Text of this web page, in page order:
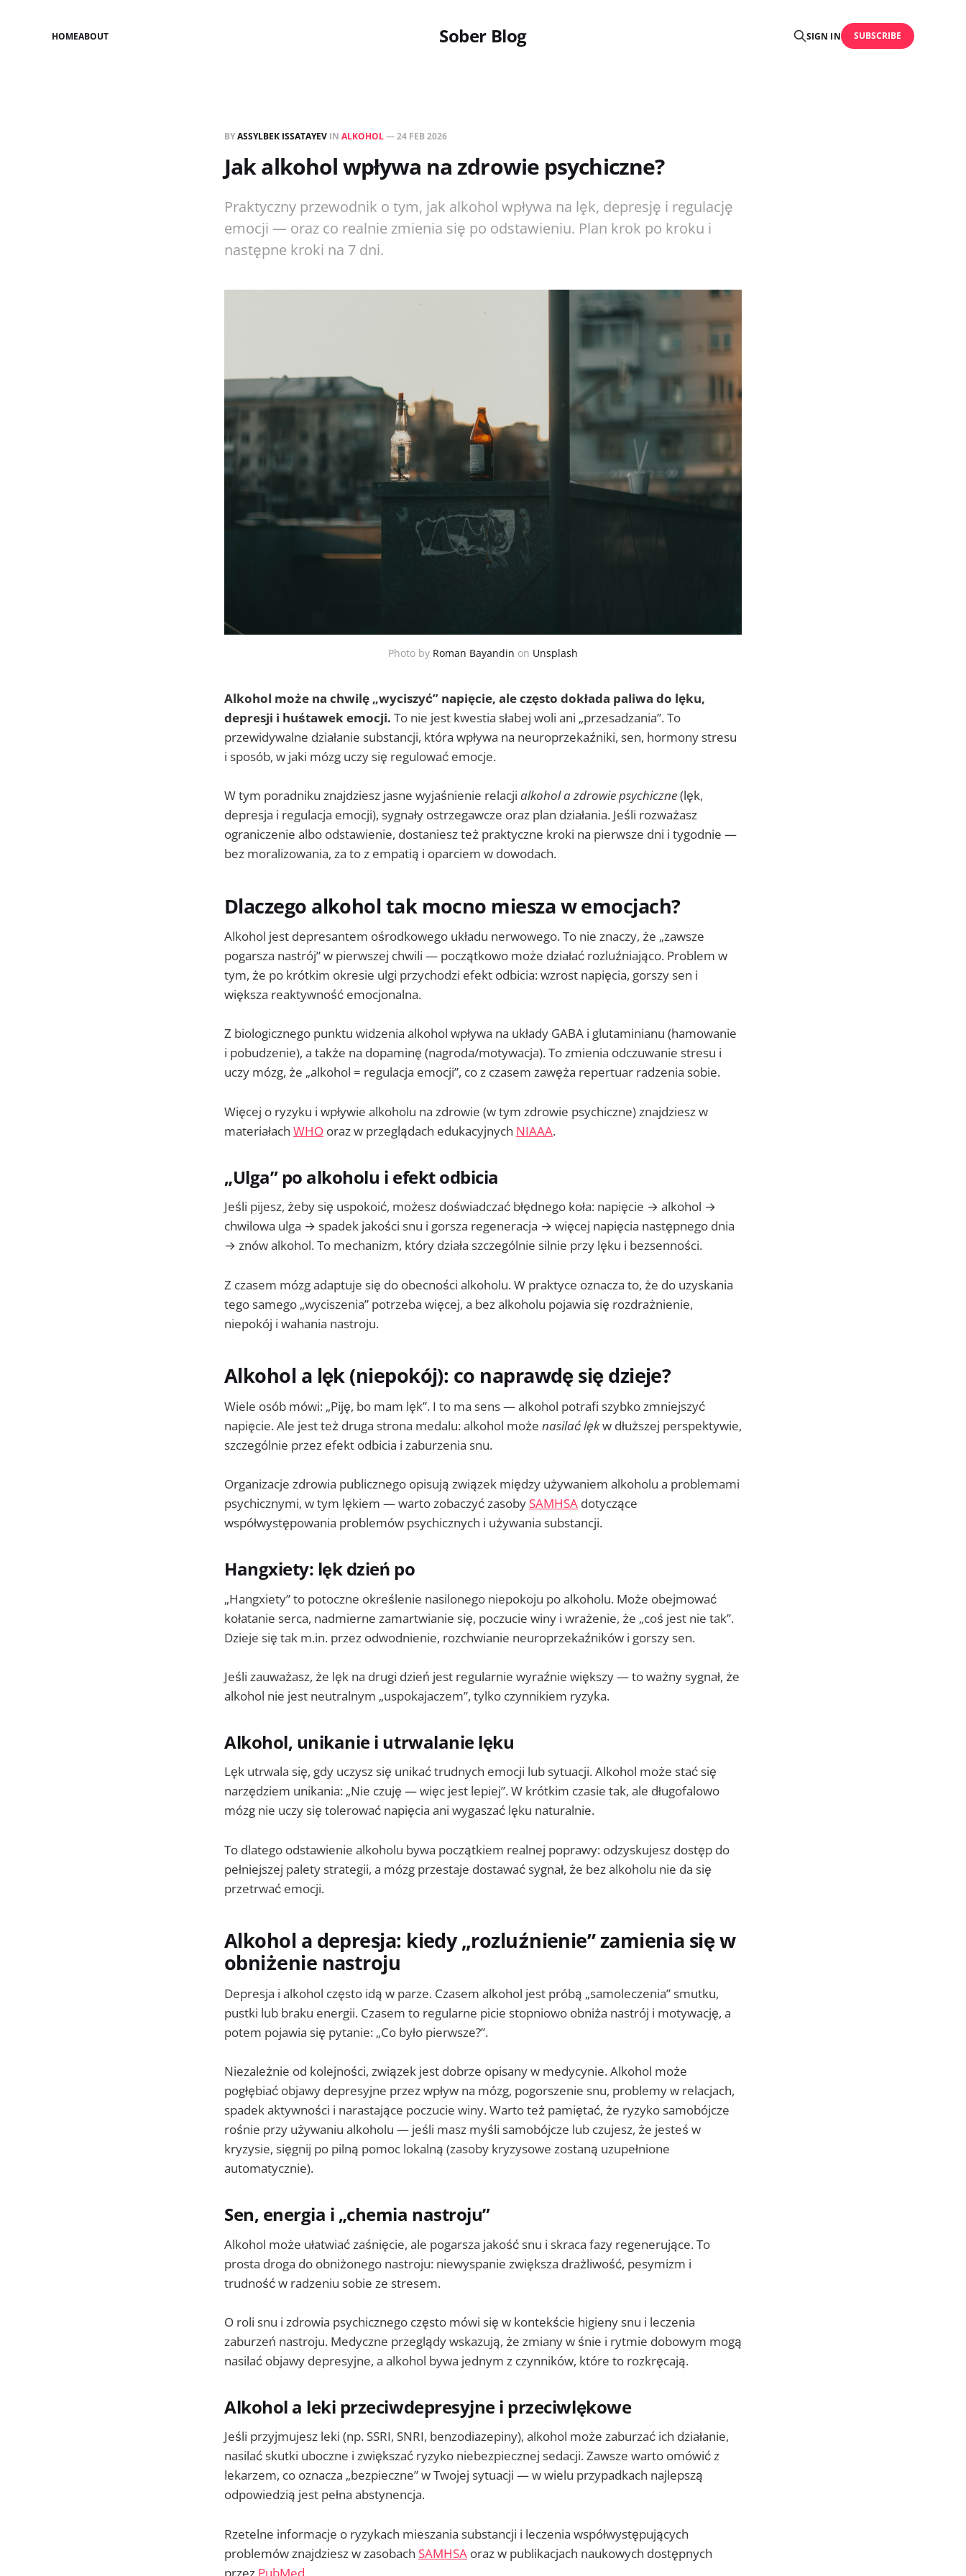
Sober Blog
HOMEABOUT SIGN IN SUBSCRIBE
BYASSYLBEK ISSATAYEV IN ALKOHOL—24 FEB 2026
Jak alkohol wpływa na zdrowie psychiczne?
Praktyczny przewodnik o tym, jak alkohol wpływa na lęk, depresję i regulację
emocji — oraz co realnie zmienia się po odstawieniu. Plan krok po kroku i
następne kroki na 7 dni.
Photo by Roman Bayandin on Unsplash
Alkohol może na chwilę „wyciszyć” napięcie, ale często dokłada paliwa do lęku,
depresji i huśtawek emocji. To nie jest kwestia słabej woli ani „przesadzania”. To
przewidywalne działanie substancji, która wpływa na neuroprzekaźniki, sen, hormony stresu
i sposób, w jaki mózg uczy się regulować emocje.
W tym poradniku znajdziesz jasne wyjaśnienie relacji alkohol a zdrowie psychiczne(lęk,
depresja i regulacja emocji), sygnały ostrzegawcze oraz plan działania. Jeśli rozważasz
ograniczenie albo odstawienie, dostaniesz też praktyczne kroki na pierwsze dni i tygodnie —
bez moralizowania, za to z empatią i oparciem w dowodach.
Dlaczego alkohol tak mocno miesza w emocjach?
Alkohol jest depresantem ośrodkowego układu nerwowego. To nie znaczy, że „zawsze
pogarsza nastrój” w pierwszej chwili — początkowo może działać rozluźniająco. Problem w
tym, że po krótkim okresie ulgi przychodzi efekt odbicia: wzrost napięcia, gorszy sen i
większa reaktywność emocjonalna.
Z biologicznego punktu widzenia alkohol wpływa na układy GABA i glutaminianu (hamowanie
i pobudzenie), a także na dopaminę (nagroda/motywacja). To zmienia odczuwanie stresu i
uczy mózg, że „alkohol = regulacja emocji”, co z czasem zawęża repertuar radzenia sobie.
Więcej o ryzyku i wpływie alkoholu na zdrowie (w tym zdrowie psychiczne) znajdziesz w
materiałach WHO oraz w przeglądach edukacyjnych NIAAA.
„Ulga” po alkoholu i efekt odbicia
Jeśli pijesz, żeby się uspokoić, możesz doświadczać błędnego koła: napięcie → alkohol →
chwilowa ulga → spadek jakości snu i gorsza regeneracja → więcej napięcia następnego dnia
→ znów alkohol. To mechanizm, który działa szczególnie silnie przy lęku i bezsenności.
Z czasem mózg adaptuje się do obecności alkoholu. W praktyce oznacza to, że do uzyskania
tego samego „wyciszenia” potrzeba więcej, a bez alkoholu pojawia się rozdrażnienie,
niepokój i wahania nastroju.
Alkohol a lęk (niepokój): co naprawdę się dzieje?
Wiele osób mówi: „Piję, bo mam lęk”. I to ma sens — alkohol potrafi szybko zmniejszyć
napięcie. Ale jest też druga strona medalu: alkohol może nasilać lękw dłuższej perspektywie,
szczególnie przez efekt odbicia i zaburzenia snu.
Organizacje zdrowia publicznego opisują związek między używaniem alkoholu a problemami
psychicznymi, w tym lękiem — warto zobaczyć zasoby SAMHSA dotyczące
współwystępowania problemów psychicznych i używania substancji.
Hangxiety: lęk dzień po
„Hangxiety” to potoczne określenie nasilonego niepokoju po alkoholu. Może obejmować
kołatanie serca, nadmierne zamartwianie się, poczucie winy i wrażenie, że „coś jest nie tak”.
Dzieje się tak m.in. przez odwodnienie, rozchwianie neuroprzekaźników i gorszy sen.
Jeśli zauważasz, że lęk na drugi dzień jest regularnie wyraźnie większy — to ważny sygnał, że
alkohol nie jest neutralnym „uspokajaczem”, tylko czynnikiem ryzyka.
Alkohol, unikanie i utrwalanie lęku
Lęk utrwala się, gdy uczysz się unikać trudnych emocji lub sytuacji. Alkohol może stać się
narzędziem unikania: „Nie czuję — więc jest lepiej”. W krótkim czasie tak, ale długofalowo
mózg nie uczy się tolerować napięcia ani wygaszać lęku naturalnie.
To dlatego odstawienie alkoholu bywa początkiem realnej poprawy: odzyskujesz dostęp do
pełniejszej palety strategii, a mózg przestaje dostawać sygnał, że bez alkoholu nie da się
przetrwać emocji.
Alkohol a depresja: kiedy „rozluźnienie” zamienia się w
obniżenie nastroju
Depresja i alkohol często idą w parze. Czasem alkohol jest próbą „samoleczenia” smutku,
pustki lub braku energii. Czasem to regularne picie stopniowo obniża nastrój i motywację, a
potem pojawia się pytanie: „Co było pierwsze?”.
Niezależnie od kolejności, związek jest dobrze opisany w medycynie. Alkohol może
pogłębiać objawy depresyjne przez wpływ na mózg, pogorszenie snu, problemy w relacjach,
spadek aktywności i narastające poczucie winy. Warto też pamiętać, że ryzyko samobójcze
rośnie przy używaniu alkoholu — jeśli masz myśli samobójcze lub czujesz, że jesteś w
kryzysie, sięgnij po pilną pomoc lokalną (zasoby kryzysowe zostaną uzupełnione
automatycznie).
Sen, energia i „chemia nastroju”
Alkohol może ułatwiać zaśnięcie, ale pogarsza jakość snu i skraca fazy regenerujące. To
prosta droga do obniżonego nastroju: niewyspanie zwiększa drażliwość, pesymizm i
trudność w radzeniu sobie ze stresem.
O roli snu i zdrowia psychicznego często mówi się w kontekście higieny snu i leczenia
zaburzeń nastroju. Medyczne przeglądy wskazują, że zmiany w śnie i rytmie dobowym mogą
nasilać objawy depresyjne, a alkohol bywa jednym z czynników, które to rozkręcają.
Alkohol a leki przeciwdepresyjne i przeciwlękowe
Jeśli przyjmujesz leki (np. SSRI, SNRI, benzodiazepiny), alkohol może zaburzać ich działanie,
nasilać skutki uboczne i zwiększać ryzyko niebezpiecznej sedacji. Zawsze warto omówić z
lekarzem, co oznacza „bezpieczne” w Twojej sytuacji — w wielu przypadkach najlepszą
odpowiedzią jest pełna abstynencja.
Rzetelne informacje o ryzykach mieszania substancji i leczenia współwystępujących
problemów znajdziesz w zasobach SAMHSA oraz w publikacjach naukowych dostępnych
przez PubMed